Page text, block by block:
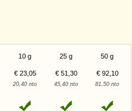
10 g 25 g 50 g
€ 23,05 € 51,30 € 92,10
20,40 nto 45,40 nto 81,50 nto